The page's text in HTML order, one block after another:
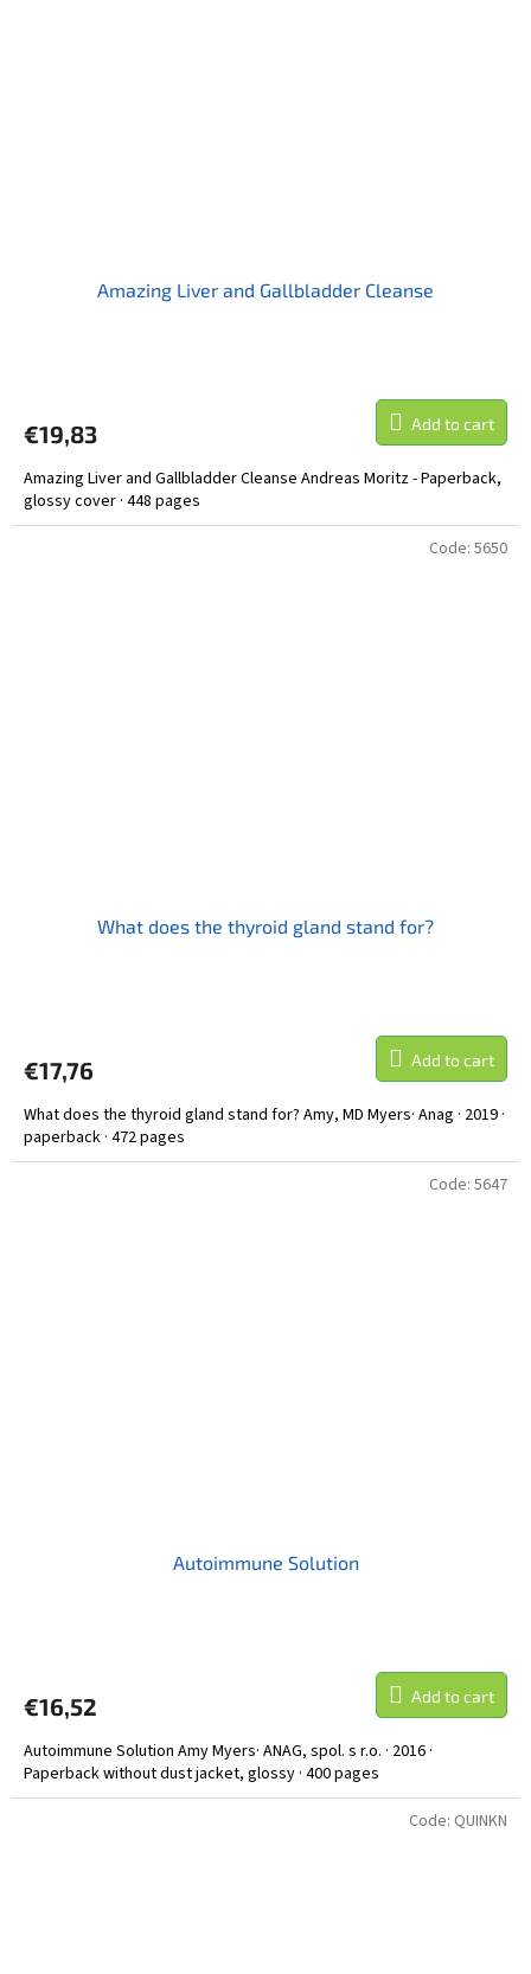
Amazing Liver and Gallbladder Cleanse
€19,83 Add to cart
Amazing Liver and Gallbladder Cleanse Andreas Moritz - Paperback,
glossy cover · 448 pages
What does the thyroid gland stand for?
€17,76 Add to cart
What does the thyroid gland stand for? Amy, MD Myers· Anag · 2019 ·
paperback · 472 pages
Code: 5650
Autoimmune Solution
€16,52 Add to cart
Autoimmune Solution Amy Myers· ANAG, spol. s r.o. · 2016 ·
Paperback without dust jacket, glossy · 400 pages
Code: 5647
Code: QUINKN